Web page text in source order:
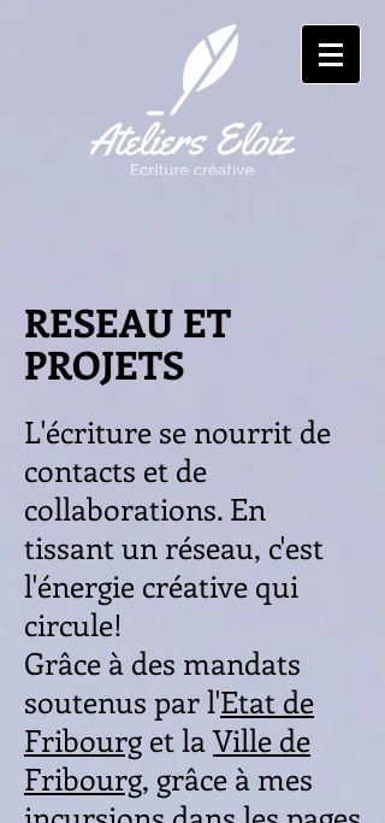
RESEAU ET
PROJETS
L'écriture se nourrit de
contacts et de
collaborations. En
tissant un réseau, c'est
l'énergie créative qui
circule!
Grâce à des mandats
soutenus par l'Etat de
Fribourg et laVille de
Fribourg, grâce à mes